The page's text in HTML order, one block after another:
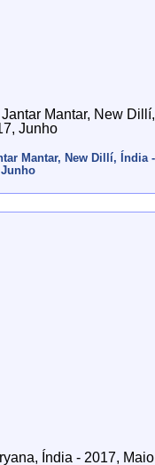
Mantar, New Dillí, Índia -
Junho